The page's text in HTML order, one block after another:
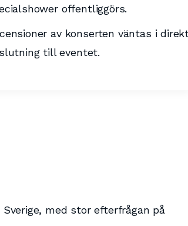
offentliggörs.
av konserten väntas i
till eventet.
med stor efterfrågan på